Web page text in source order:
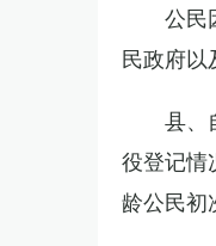
公民
民政府以
县、
役登记情
龄公民初